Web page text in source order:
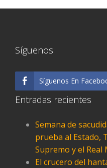
Síguenos:
Síguenos En
Entradas recientes
Semana de
prueba al Estado,
Supremo y el
El crucero del